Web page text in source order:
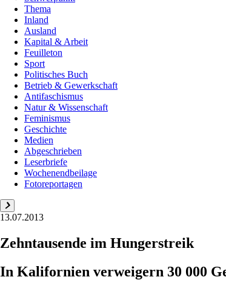
Thema
Inland
Ausland
Kapital & Arbeit
Feuilleton
Sport
Politisches Buch
Betrieb & Gewerkschaft
Antifaschismus
Natur & Wissenschaft
Feminismus
Geschichte
Medien
Abgeschrieben
Leserbriefe
Wochenendbeilage
Fotoreportagen
13.07.2013
Zehntausende im Hungerstreik
In Kalifornien verweigern 30 000